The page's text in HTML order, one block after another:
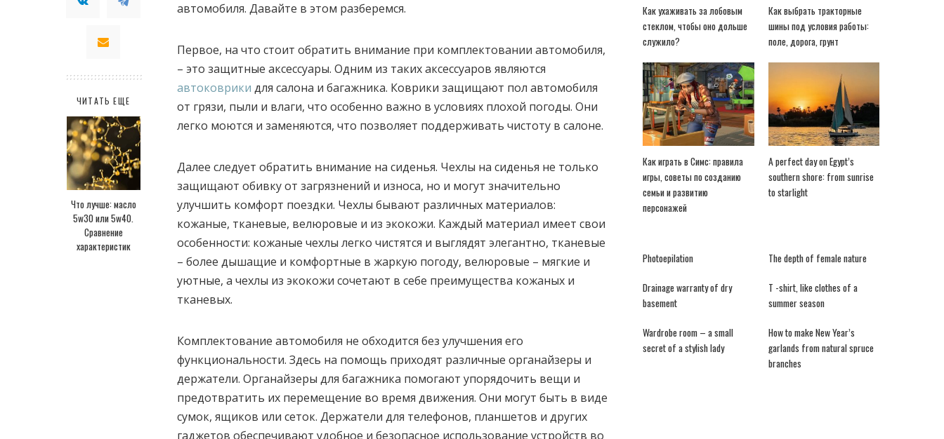
ЧИТАТЬ ЕЩЕ
Что лучше: масло
5w30 или 5w40.
Сравнение
характеристик
автомобиля. Давайте в этом разберемся.
Первое, на что стоит обратить внимание при комплектовании автомобиля,
– это защитные аксессуары. Одним из таких аксессуаров являются
автоковрики для салона и багажника. Коврики защищают пол автомобиля
от грязи, пыли и влаги, что особенно важно в условиях плохой погоды. Они
легко моются и заменяются, что позволяет поддерживать чистоту в салоне.
Далее следует обратить внимание на сиденья. Чехлы на сиденья не только
защищают обивку от загрязнений и износа, но и могут значительно
улучшить комфорт поездки. Чехлы бывают различных материалов:
кожаные, тканевые, велюровые и из экокожи. Каждый материал имеет свои
особенности: кожаные чехлы легко чистятся и выглядят элегантно, тканевые
– более дышащие и комфортные в жаркую погоду, велюровые – мягкие и
уютные, а чехлы из экокожи сочетают в себе преимущества кожаных и
тканевых.
Комплектование автомобиля не обходится без улучшения его
функциональности. Здесь на помощь приходят различные органайзеры и
держатели. Органайзеры для багажника помогают упорядочить вещи и
предотвратить их перемещение во время движения. Они могут быть в виде
сумок, ящиков или сеток. Держатели для телефонов, планшетов и других
гаджетов обеспечивают удобное и безопасное использование устройств во
Как ухаживать за лобовым
стеклом, чтобы оно дольше
служило?
Как выбрать тракторные
шины под условия работы:
поле, дорога, грунт
Как играть в Симс: правила
игры, советы по созданию
семьи и развитию
персонажей
A perfect day on Egypt’s
southern shore: from sunrise
to starlight
Photoepilation The depth of female nature
Drainage warranty of dry
basement
T -shirt, like clothes of a
summer season
Wardrobe room – a small
secret of a stylish lady
How to make New Year’s
garlands from natural spruce
branches